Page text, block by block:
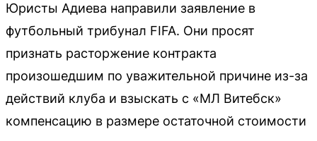
Юристы Адиева направили заявление в
футбольный трибунал FIFA. Они просят
признать расторжение контракта
произошедшим по уважительной причине из-за
действий клуба и взыскать с «МЛ Витебск»
компенсацию в размере остаточной стоимости